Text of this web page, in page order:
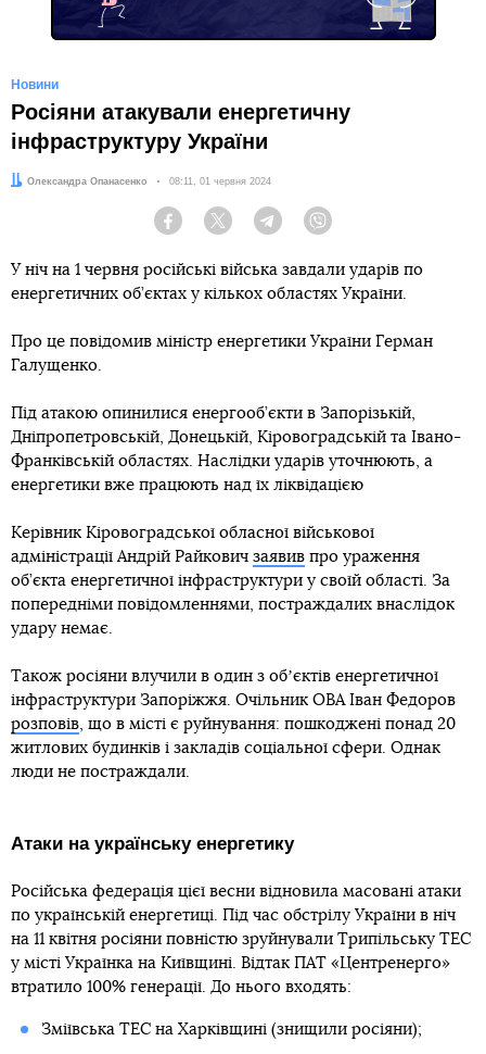
Новини
Росіяни атакували енергетичну
інфраструктуру України
Автор:
Олександра Опанасенко Дата:
08:11, 01 червня 2024
Facebook Twitter Telegram
У ніч на 1 червня російські війська завдали ударів по
енергетичних об’єктах у кількох областях України.
Про це повідомив міністр енергетики України Герман
Галущенко.
Під атакою опинилися енергооб’єкти в Запорізькій,
Дніпропетровській, Донецькій, Кіровоградській та Івано-
Франківській областях. Наслідки ударів уточнюють, а
енергетики вже працюють над їх ліквідацією
Керівник Кіровоградської обласної військової
адміністрації Андрій Райкович заявив про ураження
об’єкта енергетичної інфраструктури у своїй області. За
попередніми повідомленнями, постраждалих внаслідок
удару немає.
Також росіяни влучили в один з обʼєктів енергетичної
інфраструктури Запоріжжя. Очільник ОВА Іван Федоров
розповів, що в місті є руйнування: пошкоджені понад 20
житлових будинків і закладів соціальної сфери. Однак
люди не постраждали.
Атаки на українську енергетику
Російська федерація цієї весни відновила масовані атаки
по українській енергетиці. Під час обстрілу України в ніч
на 11 квітня росіяни повністю зруйнували Трипільську ТЕС
у місті Українка на Київщині. Відтак ПАТ «Центренерго»
втратило 100% генерації. До нього входять:
Зміївська ТЕС на Харківщині (знищили росіяни);